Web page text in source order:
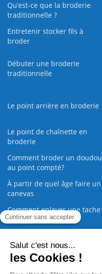
Qu’est-ce que la broderie
traditionnelle ?
Entretenir stocker fils à
broder
Débuter une broderie
traditionnelle
Le point arrière en broderie
Le point de chaînette en
broderie
Comment broder un doudou
au point compté?
À partir de quel âge faire un
canevas
Comment enlever une tache
sur une broderie
Guide de la Broderie